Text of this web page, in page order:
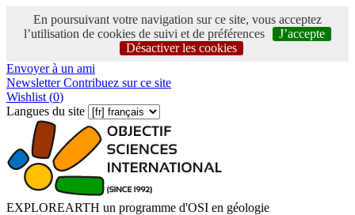
En poursuivant votre navigation sur ce site, vous acceptez
l’utilisation de cookies de suivi et de préférences
J’accepte
Désactiver les cookies
Envoyer à un ami
NewsletterContribuez sur ce site
Wishlist (0)
Langues du site
EXPLOREARTH un programme d'OSI en géologie